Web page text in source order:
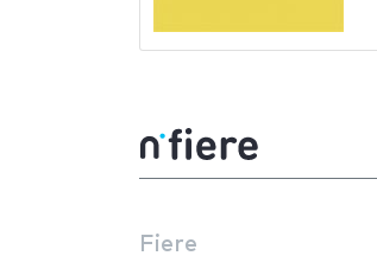
Fiere